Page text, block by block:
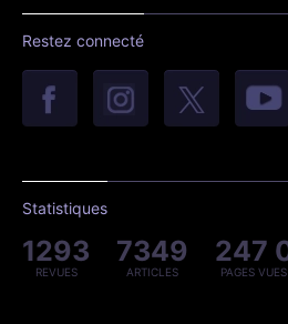
Restez connecté
Statistiques
1293
REVUES
7349
ARTICLES
247
PAGES